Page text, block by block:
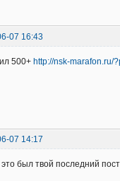
07 16:43
500+ http://nsk-marafon.ru/
07 14:17
был твой последний